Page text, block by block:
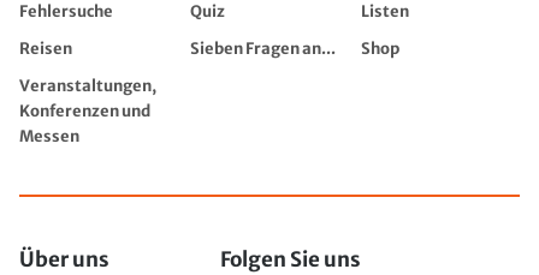
Fehlersuche
Quiz
Listen
Reisen
Sieben Fragen an...
Shop
Veranstaltungen,
Konferenzen und
Messen
Über uns Folgen Sie uns